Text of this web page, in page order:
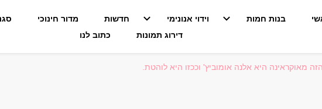
בנות חמות וידוי אנונימי חדשות מדור חינוכי
דירוג תמונות
כתוב לנו
מאוקראינה היא אלנה אומוביץ' וככזו היא לוהטת.